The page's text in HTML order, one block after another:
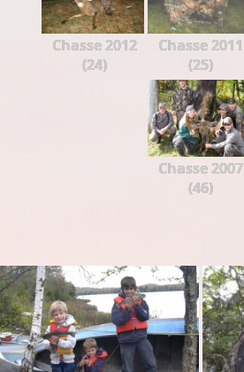
Chasse 2012
(24)
Chasse 2011
(25)
Chasse 2007
(46)